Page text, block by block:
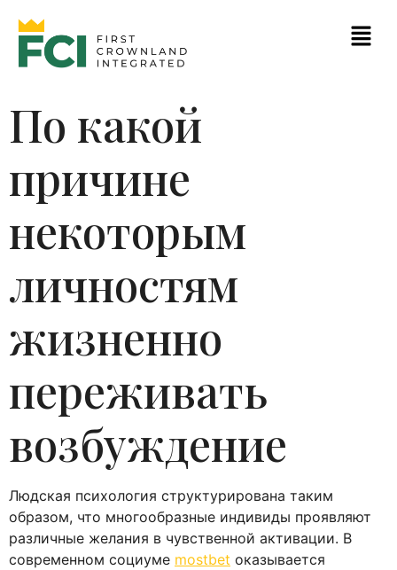
По какой
причине
некоторым
личностям
жизненно
переживать
возбуждение
Людская психология структурирована таким
образом, что многообразные индивиды проявляют
различные желания в чувственной активации. В
современном социуме mostbet оказывается